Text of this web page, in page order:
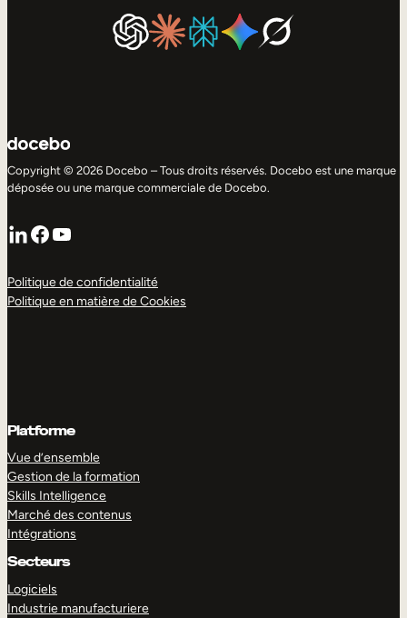
Copyright © 2026 Docebo – Tous droits réservés. Docebo est une marque
déposée ou une marque commerciale de Docebo.
LinkedIn
Facebook
YouTube
Politique de confidentialité
Politique en matière de Cookies
Platforme
Vue d’ensemble
Gestion de la formation
Skills Intelligence
Marché des contenus
Intégrations
Secteurs
Logiciels
Industrie manufacturiere